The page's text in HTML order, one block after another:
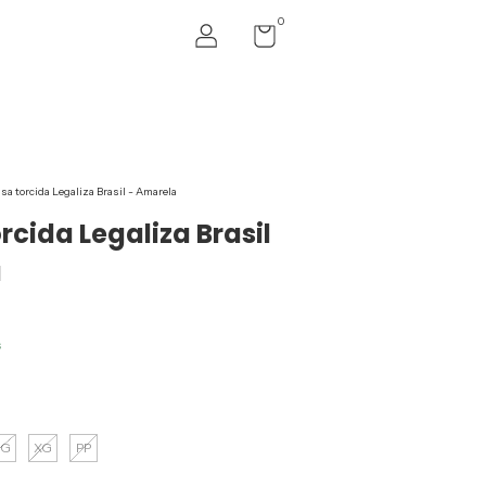
0
torcida Legaliza Brasil - Amarela
Legaliza Brasil
XG PP